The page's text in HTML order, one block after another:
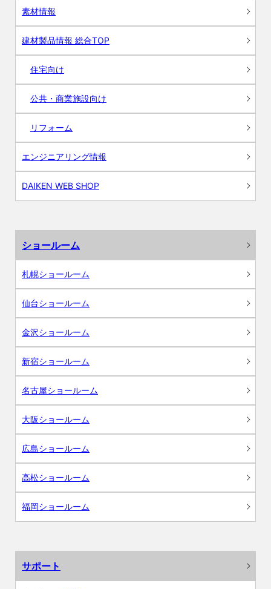
素材情報
建材製品情報 総合TOP
住宅向け
公共・商業施設向け
リフォーム
エンジニアリング情報
DAIKEN WEB SHOP
ショールーム
札幌ショールーム
仙台ショールーム
金沢ショールーム
新宿ショールーム
名古屋ショールーム
大阪ショールーム
広島ショールーム
高松ショールーム
福岡ショールーム
サポート